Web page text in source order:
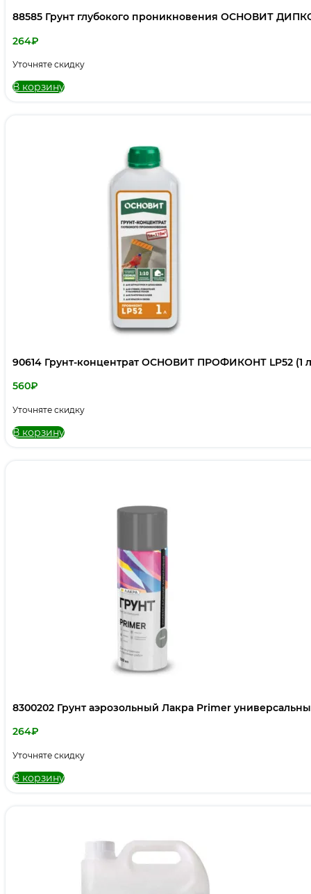
88585 Грунт глубокого проникновения ОСНОВИТ
264₽
Уточняте скидку
В корзину
90614 Грунт-концентрат ОСНОВИТ ПРОФИКОНТ LP52 (1
560₽
Уточняте скидку
В корзину
8300202 Грунт аэрозольный Лакра Primer
264₽
Уточняте скидку
В корзину